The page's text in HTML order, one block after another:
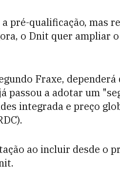
pré-qualificação, mas
o Dnit quer ampliar
Fraxe,
passou a adotar um
integrada e preço
ao incluir desde o